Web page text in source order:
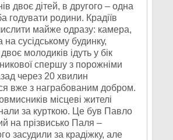
двоє дітей, в другого – одна
годувати родини. Крадіїв
майже одразу: камера,
на сусідському будинку,
молодиків ідуть у бік
спершу з порожніми
через 20 хвилин
вже з награбованим добром.
місцеві жителі
за курткою. Це був Павло
на прізвисько Паля –
засудили за крадіжку, але